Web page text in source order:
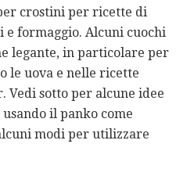
crostini per ricette di
e formaggio. Alcuni cuochi
legante, in particolare per
le uova e nelle ricette
Vedi sotto per alcune idee
il panko come
modi per utilizzare